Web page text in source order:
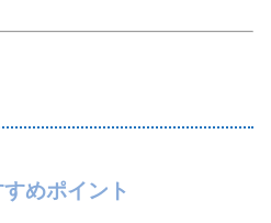
めポイント